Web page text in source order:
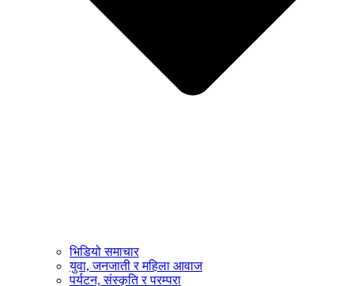
भिडियो समाचार
युवा, जनजाती र महिला आवाज
पर्यटन, संस्कृति र परम्परा